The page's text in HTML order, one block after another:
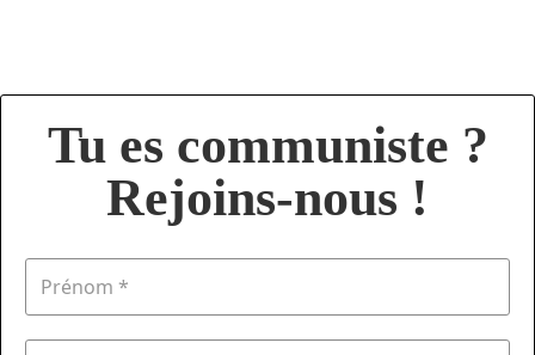
Tu es communiste ?
Rejoins-nous !